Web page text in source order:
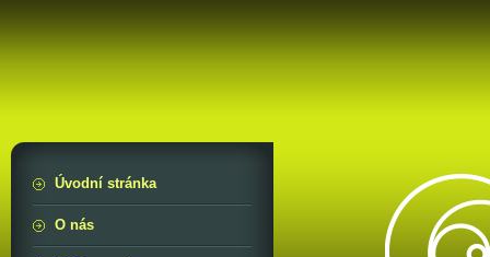
Úvodní stránka
O nás